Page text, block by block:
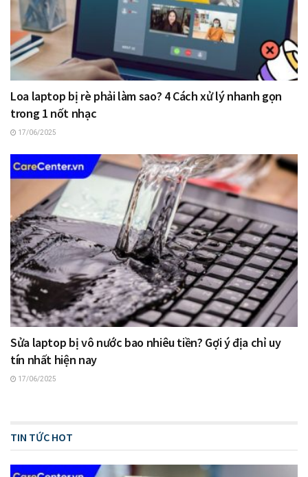
Loa laptop bị rè phải làm sao? 4 Cách xử lý nhanh gọn
trong 1 nốt nhạc
17/06/2025
Sửa laptop bị vô nước bao nhiêu tiền? Gợi ý địa chỉ uy
tín nhất hiện nay
17/06/2025
TIN TỨC HOT